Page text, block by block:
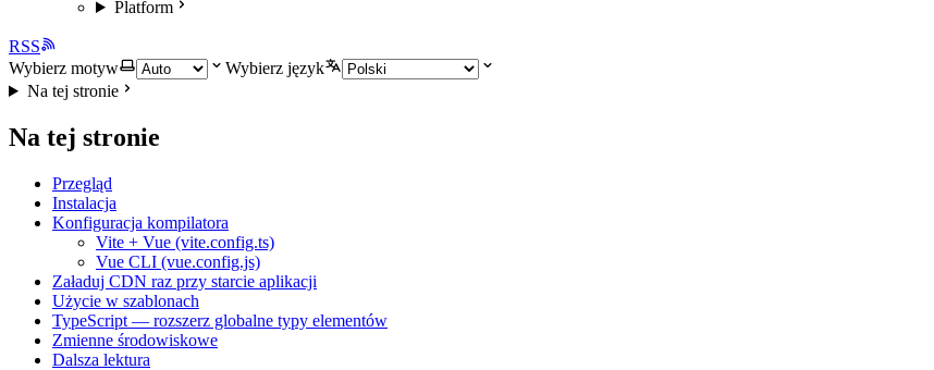
Platform
RSS
Wybierz motyw
Wybierz język
Na tej stronie
Na tej stronie
Przegląd
Instalacja
Konfiguracja kompilatora
Vite + Vue (vite.config.ts)
Vue CLI (vue.config.js)
Załaduj CDN raz przy starcie aplikacji
Użycie w szablonach
TypeScript — rozszerz globalne typy elementów
Zmienne środowiskowe
Dalsza lektura